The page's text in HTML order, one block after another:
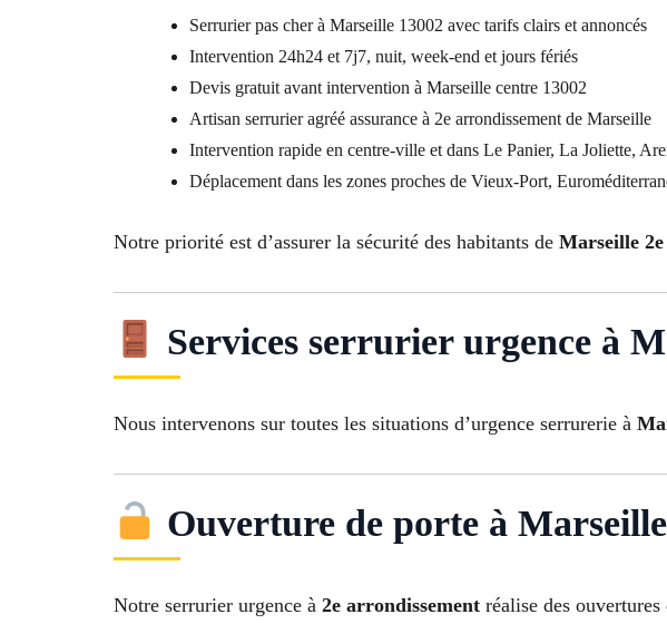
Serrurier pas cher à Marseille 13002 avec tarifs clairs et annoncés
Intervention 24h24 et 7j7, nuit, week-end et jours fériés
Devis gratuit avant intervention à Marseille centre 13002
Artisan serrurier agréé assurance à 2e arrondissement de Marseille
Intervention rapide en centre-ville et dans Le Panier, La Joliette,
Déplacement dans les zones proches de Vieux-Port,
Notre priorité est d’assurer la sécurité des habitants de Marseille
Services serrurier urgence à
Nous intervenons sur toutes les situations d’urgence serrurerie à
Ouverture de porte à
Notre serrurier urgence à 2e arrondissement réalise des